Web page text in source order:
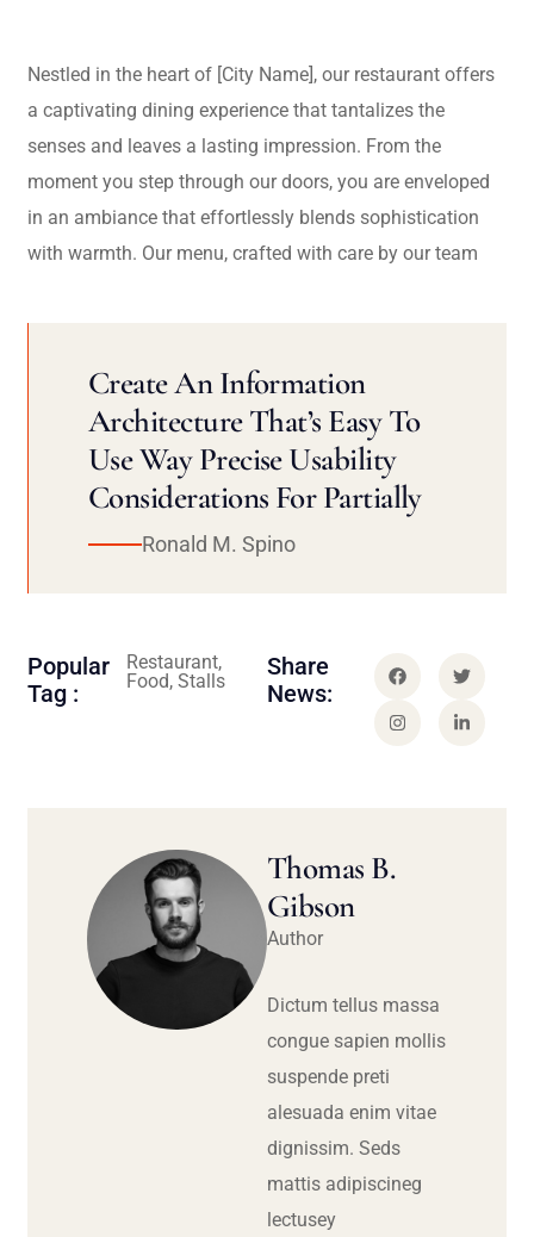
Nestled in the heart of [City Name], our restaurant offers
a captivating dining experience that tantalizes the
senses and leaves a lasting impression. From the
moment you step through our doors, you are enveloped
in an ambiance that effortlessly blends sophistication
with warmth. Our menu, crafted with care by our team
Create An Information
Architecture That’s Easy To
Use Way Precise Usability
Considerations For Partially
Ronald M. Spino
Popular
Tag :
Restaurant,
Food, Stalls
Share
News:
Thomas B.
Gibson
Author
Dictum tellus massa
congue sapien mollis
suspende preti
alesuada enim vitae
dignissim. Seds
mattis adipiscineg
lectusey